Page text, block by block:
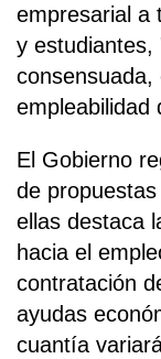
empresarial a
y estudiantes,
empleabilidad
El Gobierno
de
ellas destaca
hacia el
contratación
ayudas
cuantía